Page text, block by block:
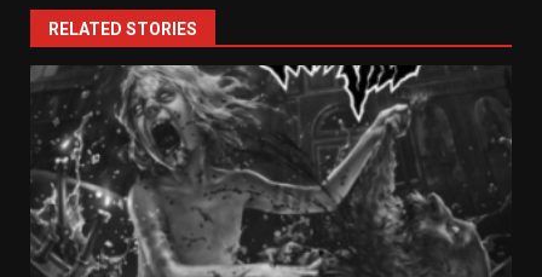
RELATED STORIES